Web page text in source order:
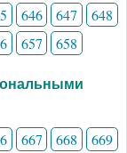
646 647
648
657 658
667 668
669